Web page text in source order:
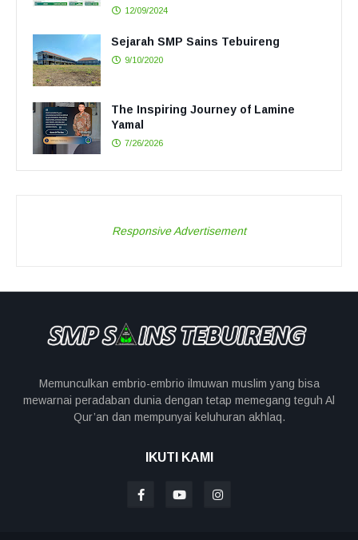
12/09/2024
Sejarah SMP Sains Tebuireng
9/10/2020
The Inspiring Journey of Lamine
Yamal
7/26/2026
Responsive Advertisement
Memunculkan embrio-embrio ilmuwan muslim yang bisa
mewarnai peradaban dunia dengan tetap memegang teguh Al
Qur’an dan mempunyai keluhuran akhlaq.
IKUTI KAMI